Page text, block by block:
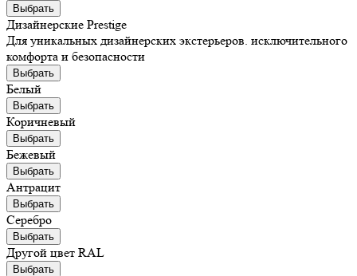
Выбрать
Дизайнерские Prestige
Для уникальных дизайнерских экстерьеров. исключительного
комфорта и безопасности
Выбрать
Белый
Выбрать
Коричневый
Выбрать
Бежевый
Выбрать
Антрацит
Выбрать
Серебро
Выбрать
Другой цвет RAL
Выбрать